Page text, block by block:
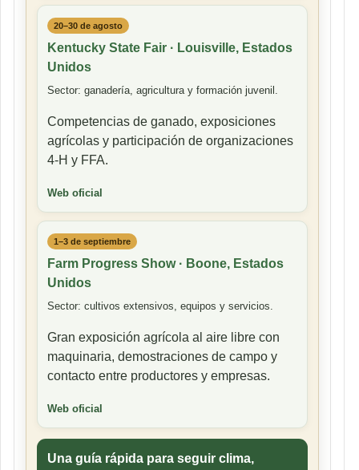
20–30 de agosto
Kentucky State Fair · Louisville, Estados
Unidos
Sector: ganadería, agricultura y formación juvenil.
Competencias de ganado, exposiciones
agrícolas y participación de organizaciones
4-H y FFA.
Web oficial
1–3 de septiembre
Farm Progress Show · Boone, Estados
Unidos
Sector: cultivos extensivos, equipos y servicios.
Gran exposición agrícola al aire libre con
maquinaria, demostraciones de campo y
contacto entre productores y empresas.
Web oficial
Una guía rápida para seguir clima,